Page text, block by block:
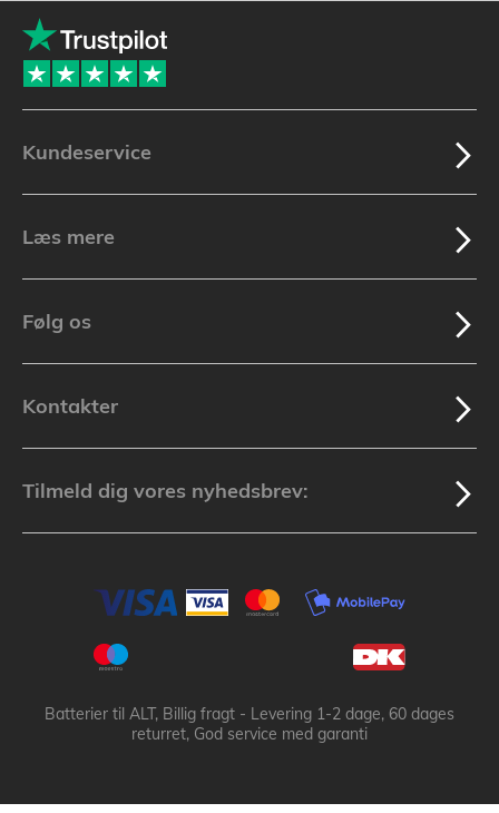
Kundeservice
Læs mere
Følg os
Kontakter
Tilmeld dig vores nyhedsbrev:
Batterier til ALT, Billig fragt - Levering 1-2 dage, 60 dages
returret, God service med garanti